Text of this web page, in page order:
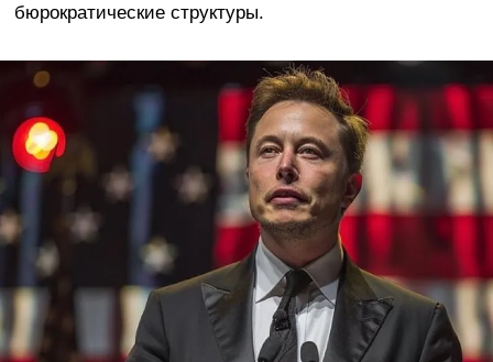
бюрократические структуры.